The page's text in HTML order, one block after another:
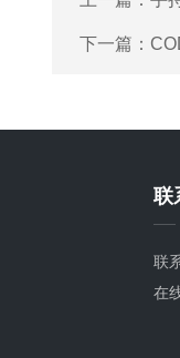
下一篇：
联
联
在